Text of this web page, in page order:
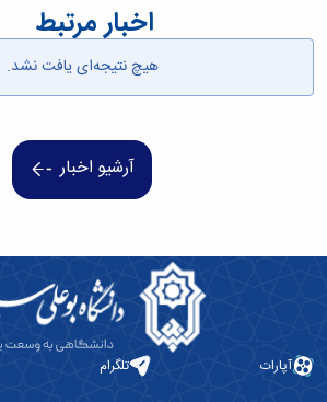
اخبار مرتبط
هیچ نتیجه‌ای یافت نشد.
آرشیو اخبار
آپارات تلگرام